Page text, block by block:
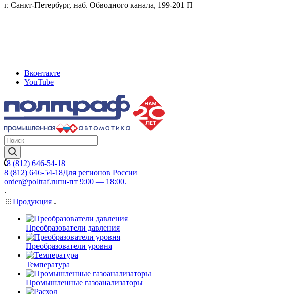
г. Санкт-Петербург, наб. Обводного канала, 199-201 П
Вконтакте
YouTube
8 (812) 646-54-18
8 (812) 646-54-18Для регионов России
order@poltraf.ruпн-пт 9:00 — 18:00.
Продукция
Преобразователи давления
Преобразователи уровня
Температура
Промышленные газоанализаторы